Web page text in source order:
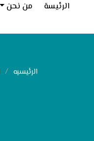
الرئيسة من نحن
الرئيسيه